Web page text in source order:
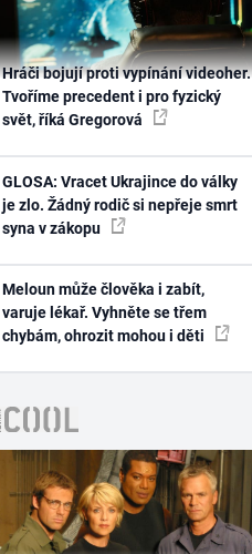
Hráči bojují proti vypínání videoher.
Tvoříme precedent i pro fyzický
svět, říká Gregorová
GLOSA: Vracet Ukrajince do války
je zlo. Žádný rodič si nepřeje smrt
syna v zákopu
Meloun může člověka i zabít,
varuje lékař. Vyhněte se třem
chybám, ohrozit mohou i děti